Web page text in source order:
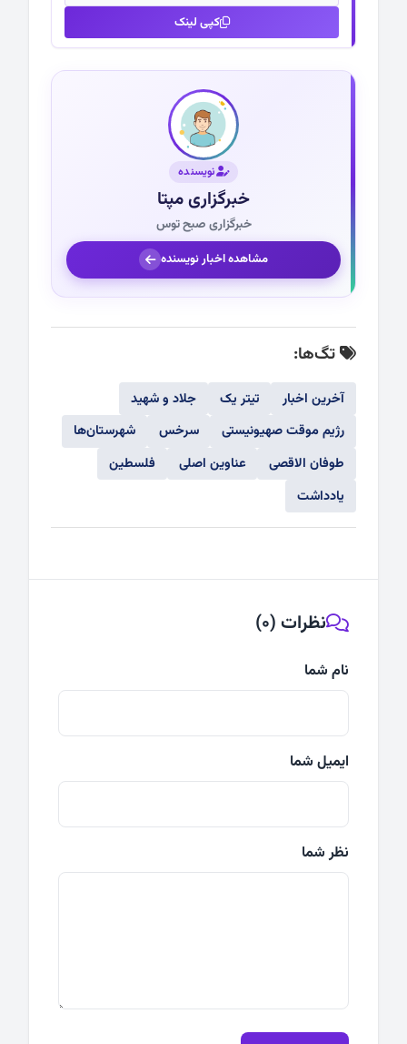
کپی لینک
نویسنده
خبرگزاری مپتا
خبرگزاری صبح توس
مشاهده اخبار نویسنده
تگ‌ها:
آخرین اخبار تیتر یک
جلاد و شهید
رژیم موقت صهیونیستی
سرخس
شهرستان‌ها
طوفان الاقصی
عناوین اصلی
فلسطین
یادداشت
نظرات (0)
نام شما
ایمیل شما
نظر شما